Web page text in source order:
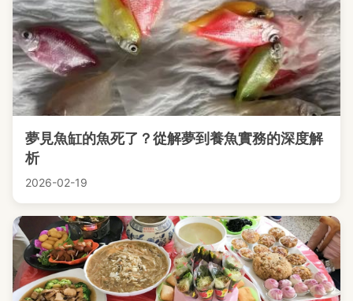
夢見魚缸的魚死了？從解夢到養魚實務的深度解
析
2026-02-19